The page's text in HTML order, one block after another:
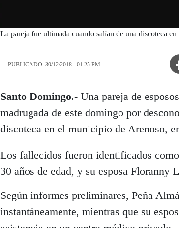
La pareja fue ultimada cuando salían de una discoteca en
PUBLICADO: 30/12/2018 - 01:25 PM
Santo Domingo.- Una pareja de
madrugada de este domingo por
discoteca en el municipio de Arenoso,
Los fallecidos fueron identificados
30 años de edad, y su esposa Floranny
Según informes preliminares, Peña
instantáneamente, mientras que su